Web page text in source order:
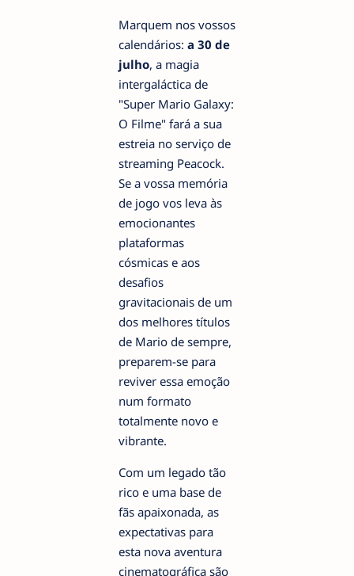
Marquem nos vossos
calendários: a 30 de
julho, a magia
intergaláctica de
"Super Mario Galaxy:
O Filme" fará a sua
estreia no serviço de
streaming Peacock.
Se a vossa memória
de jogo vos leva às
emocionantes
plataformas
cósmicas e aos
desafios
gravitacionais de um
dos melhores títulos
de Mario de sempre,
preparem-se para
reviver essa emoção
num formato
totalmente novo e
vibrante.
Com um legado tão
rico e uma base de
fãs apaixonada, as
expectativas para
esta nova aventura
cinematográfica são